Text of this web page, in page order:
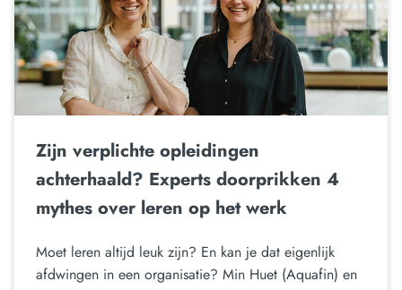
Zijn verplichte opleidingen
achterhaald? Experts doorprikken 4
mythes over leren op het werk
Moet leren altijd leuk zijn? En kan je dat eigenlijk
afdwingen in een organisatie? Min Huet (Aquafin) en